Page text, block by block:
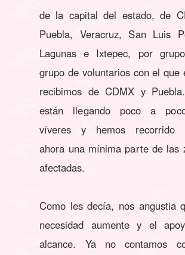
de la capital del estado, de
Puebla, Veracruz, San Luis
Lagunas e Ixtepec, por
grupo de voluntarios con el que
recibimos de CDMX y
están llegando poco a
víveres y hemos recorrido
ahora una mínima parte de las
afectadas.
Como les decía, nos angustia
necesidad aumente y el
alcance. Ya no contamos